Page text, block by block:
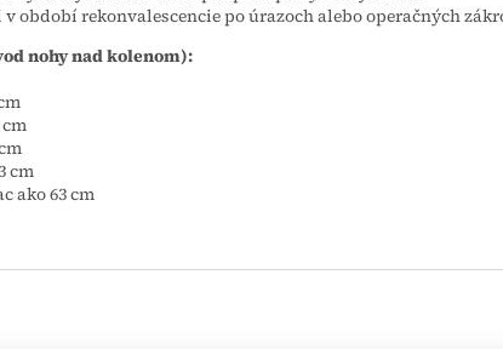
období rekonvalescencie po úrazoch alebo operačných
nohy nad kolenom):
cm
cm
ako 63 cm